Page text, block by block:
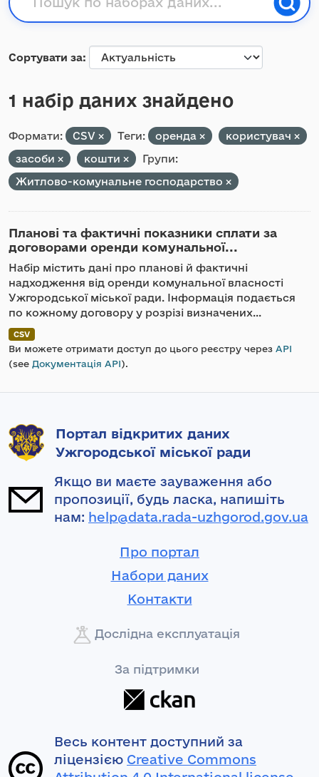
Сортувати за
1 набір даних знайдено
Формати: CSV Теги: оренда
користувач
засоби
кошти
Групи:
Житлово-комунальне господарство
Планові та фактичні показники сплати за
договорами оренди комунальної...
Набір містить дані про планові й фактичні
надходження від оренди комунальної власності
Ужгородської міської ради. Інформація подається
по кожному договору у розрізі визначених...
CSV
Ви можете отримати доступ до цього реєстру через API
(see Документація API).
Портал відкритих даних
Ужгородської міської ради
Якщо ви маєте зауваження або
пропозиції, будь ласка, напишіть
нам: help@data.rada-uzhgorod.gov.ua
Про портал
Набори даних
Контакти
Дослідна експлуатація
За підтримки
Весь контент доступний за
ліцензією Creative Commons